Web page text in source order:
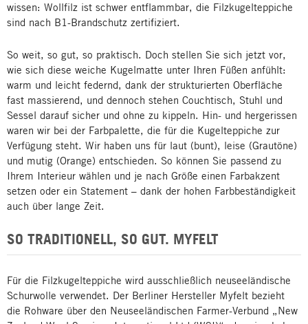
wissen: Wollfilz ist schwer entflammbar, die Filzkugelteppiche
sind nach B1-Brandschutz zertifiziert.
So weit, so gut, so praktisch. Doch stellen Sie sich jetzt vor,
wie sich diese weiche Kugelmatte unter Ihren Füßen anfühlt:
warm und leicht federnd, dank der strukturierten Oberfläche
fast massierend, und dennoch stehen Couchtisch, Stuhl und
Sessel darauf sicher und ohne zu kippeln. Hin- und hergerissen
waren wir bei der Farbpalette, die für die Kugelteppiche zur
Verfügung steht. Wir haben uns für laut (bunt), leise (Grautöne)
und mutig (Orange) entschieden. So können Sie passend zu
Ihrem Interieur wählen und je nach Größe einen Farbakzent
setzen oder ein Statement – dank der hohen Farbbeständigkeit
auch über lange Zeit.
SO TRADITIONELL, SO GUT. MYFELT
Für die Filzkugelteppiche wird ausschließlich neuseeländische
Schurwolle verwendet. Der Berliner Hersteller Myfelt bezieht
die Rohware über den Neuseeländischen Farmer-Verbund „New